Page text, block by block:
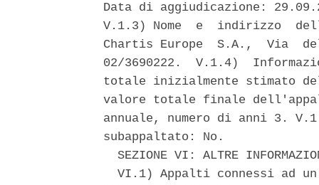
Data di aggiudicazione:
V.1.3) Nome  e  indirizzo
Chartis Europe  S.A.,  Via
02/3690222.  V.1.4)
totale inizialmente stimato
valore totale finale
annuale, numero di anni 3.
subappaltato: No.
SEZIONE VI: ALTRE
VI.1) Appalti connessi ad